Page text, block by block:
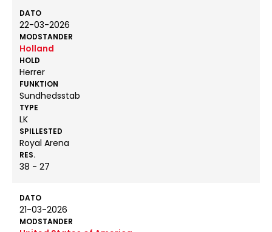
DATO
22-03-2026
MODSTANDER
Holland
HOLD
Herrer
FUNKTION
Sundhedsstab
TYPE
LK
SPILLESTED
Royal Arena
RES.
38 - 27
DATO
21-03-2026
MODSTANDER